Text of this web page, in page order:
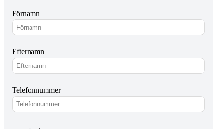
Förnamn
Efternamn
Telefonnummer